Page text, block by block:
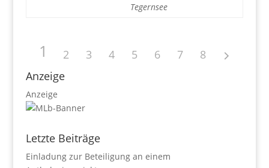
Tegernsee
1 2 3 4 5 6 7
8
Anzeige
Anzeige
Letzte Beiträge
Einladung zur Beteiligung an einem